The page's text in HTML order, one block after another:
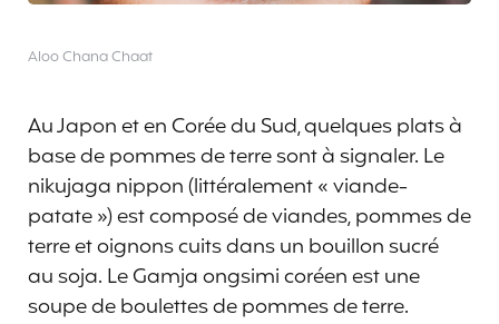
Aloo Chana Chaat
Au Japon et en Corée du Sud, quelques plats à
base de pommes de terre sont à signaler. Le
nikujaga nippon (littéralement « viande-
patate ») est composé de viandes, pommes de
terre et oignons cuits dans un bouillon sucré
au soja. Le Gamja ongsimi coréen est une
soupe de boulettes de pommes de terre.